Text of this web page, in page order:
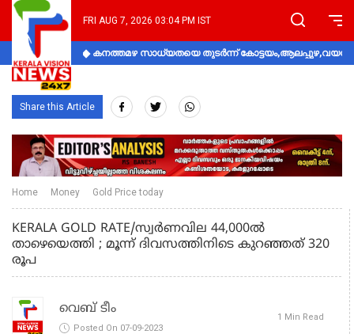
FRI AUG 7, 2026 03:04 PM IST
കനത്തമഴ സാധ്യതയെ തുടർന്ന്
Share this Article
Home Money Gold Price today
KERALA GOLD RATE/സ്വര്‍ണവില 44,000ല്‍
താഴെയെത്തി ; മൂന്ന് ദിവസത്തിനിടെ കുറഞ്ഞത് 320
രൂപ
വെബ് ടീം
Posted On 07-09-2023
1 Min Read